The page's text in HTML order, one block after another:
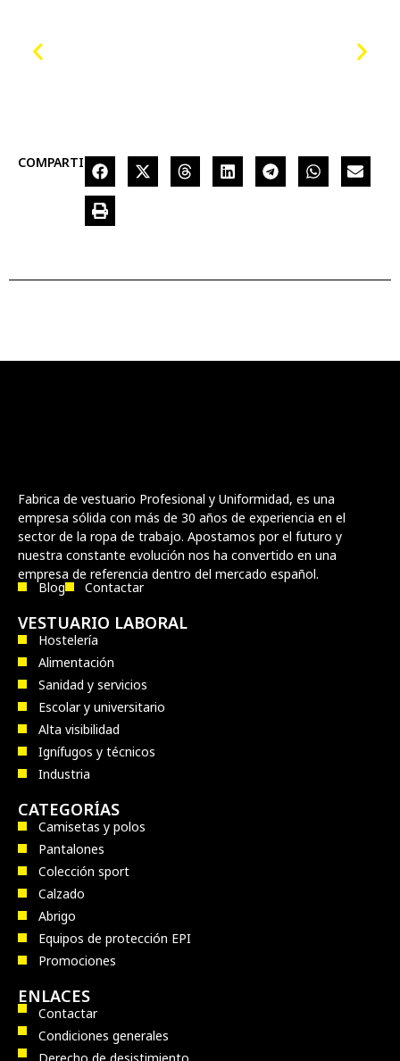
COMPARTIR
Fabrica de vestuario Profesional y Uniformidad, es una
empresa sólida con más de 30 años de experiencia en el
sector de la ropa de trabajo. Apostamos por el futuro y
nuestra constante evolución nos ha convertido en una
empresa de referencia dentro del mercado español.
Blog Contactar
VESTUARIO LABORAL
Hostelería
Alimentación
Sanidad y servicios
Escolar y universitario
Alta visibilidad
Ignífugos y técnicos
Industria
CATEGORÍAS
Camisetas y polos
Pantalones
Colección sport
Calzado
Abrigo
Equipos de protección EPI
Promociones
ENLACES
Contactar
Condiciones generales